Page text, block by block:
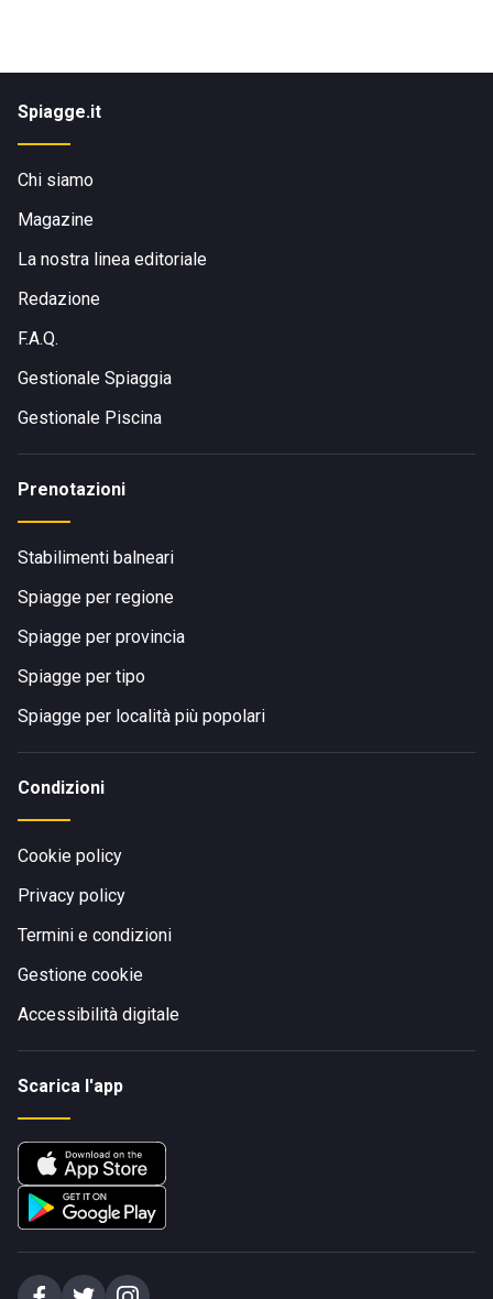
Spiagge.it
Chi siamo
Magazine
La nostra linea editoriale
Redazione
F.A.Q.
Gestionale Spiaggia
Gestionale Piscina
Prenotazioni
Stabilimenti balneari
Spiagge per regione
Spiagge per provincia
Spiagge per tipo
Spiagge per località più popolari
Condizioni
Cookie policy
Privacy policy
Termini e condizioni
Gestione cookie
Accessibilità digitale
Scarica l'app